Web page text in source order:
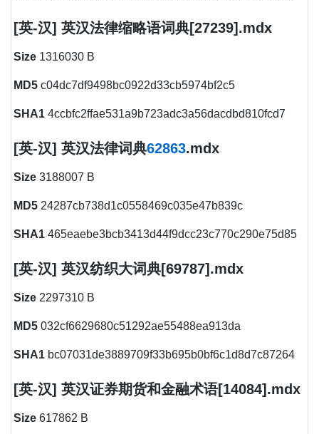
[英-汉] 英汉法律缩略语词典[27239].mdx
Size 1316030 B
MD5 c04dc7df9498bc0922d33cb5974bf2c5
SHA1 4ccbfc2ffae531a9b723adc3a56dacdbd810fcd7
[英-汉] 英汉法律词典62863.mdx
Size 3188007 B
MD5 24287cb738d1c0558469c035e47b839c
SHA1 465eaebe3bcb3413d44f9dcc23c770c290e75d85
[英-汉] 英汉纺织大词典[69787].mdx
Size 2297310 B
MD5 032cf6629680c51292ae55488ea913da
SHA1 bc07031de3889709f33b695b0bf6c1d8d7c87264
[英-汉] 英汉证券期货和金融术语[14084].mdx
Size 617862 B